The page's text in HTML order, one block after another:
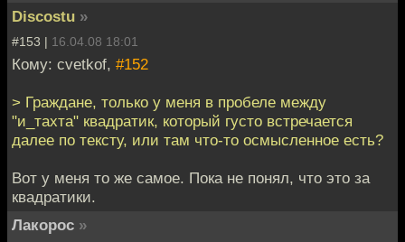
Discostu »
#153 | 16.04.08 18:01
Кому: cvetkof, #152
> Граждане, только у меня в пробеле между
"и_тахта" квадратик, который густо встречается
далее по тексту, или там что-то осмысленное есть?
Вот у меня то же самое. Пока не понял, что это за
квадратики.
Лакорос »